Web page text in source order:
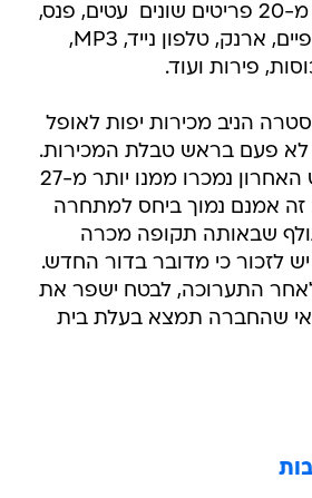
הותאמו ללא פחות מ-20 פריטים שונים  עטים, פנס,
מפת כבישים, משקפיים, ארנק, טלפון נייד, MP3,
פירות ועוד.
הניב מכירות יפות לאופל
לא פעם בראש טבלת המכירות.
למעשה, רק בחודש האחרון נמכרו ממנו יותר מ-27
זה אמנם נמוך ביחס למתחרה
גולף שבאותה תקופה מכרה
לזכור כי מדובר בדור החדש.
לאחר התערוכה, לבטח ישפר את
שהחברה תמצא בעלת בית